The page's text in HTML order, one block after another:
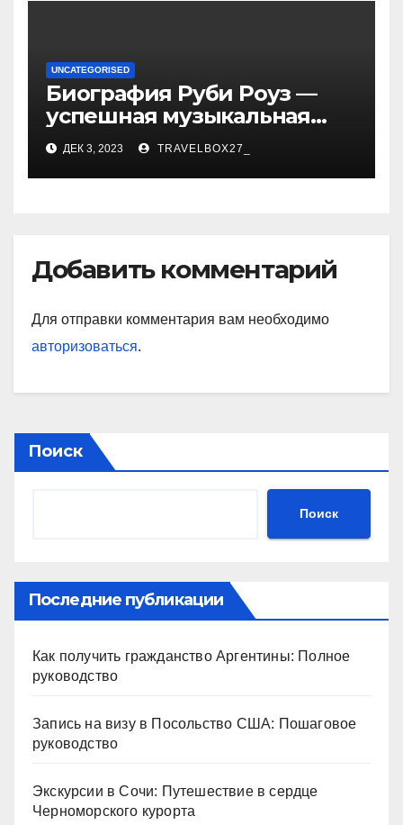
UNCATEGORISED
Биография Руби Роуз —
успешная музыкальная
карьера, личная жизнь и
знаковые достижения
ДЕК 3, 2023 TRAVELBOX27_
Добавить комментарий
Для отправки комментария вам необходимо
авторизоваться.
Поиск
Поиск
Последние публикации
Как получить гражданство Аргентины: Полное
руководство
Запись на визу в Посольство США: Пошаговое
руководство
Экскурсии в Сочи: Путешествие в сердце
Черноморского курорта